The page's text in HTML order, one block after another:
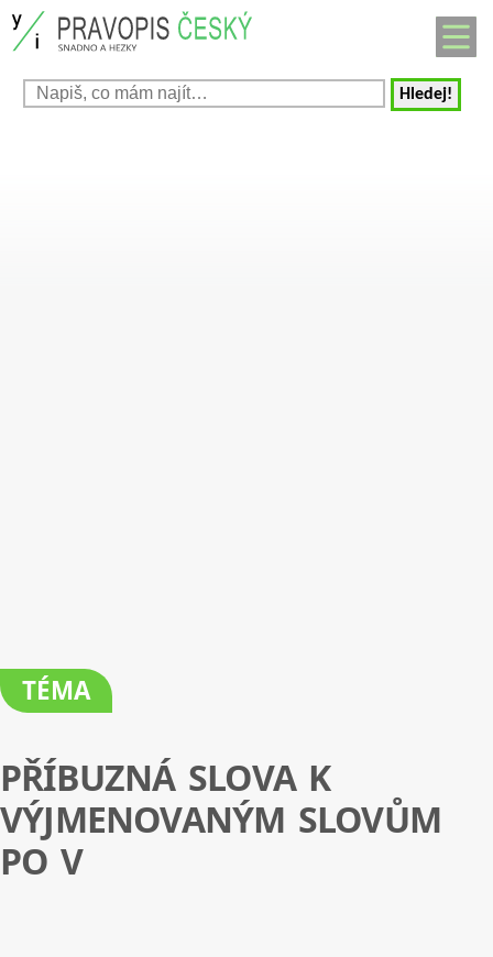
Hledej!
TÉMA
PŘÍBUZNÁ SLOVA K
VÝJMENOVANÝM SLOVŮM
PO V